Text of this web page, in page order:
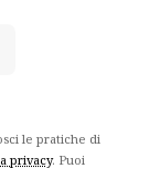
le pratiche di
privacy. Puoi